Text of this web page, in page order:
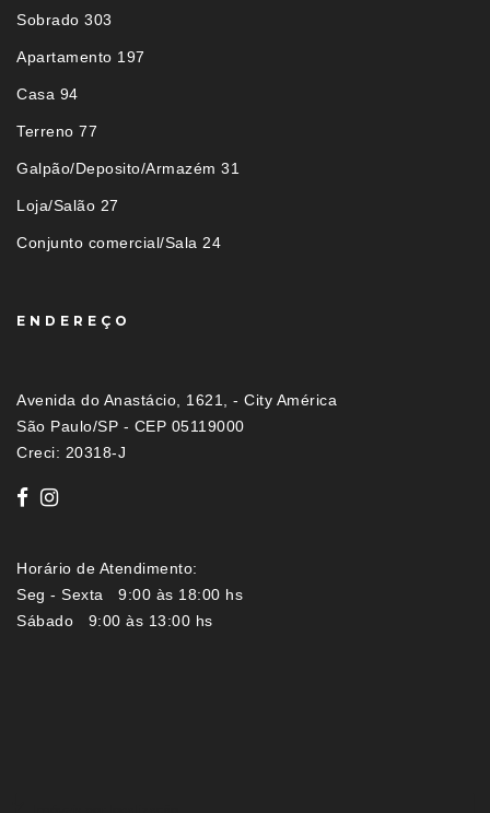
Sobrado 303
Apartamento 197
Casa 94
Terreno 77
Galpão/Deposito/Armazém 31
Loja/Salão 27
Conjunto comercial/Sala 24
ENDEREÇO
Avenida do Anastácio, 1621, - City América
São Paulo/SP - CEP 05119000
Creci: 20318-J
Horário de Atendimento:
Seg - Sexta 9:00 às 18:00 hs
Sábado 9:00 às 13:00 hs